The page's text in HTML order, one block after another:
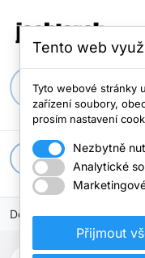
apps
Domů oblečení
Tento web
Tyto webové stránky
zařízení soubory,
prosím nastavení
Nezbytně
Analytické
Přijmout